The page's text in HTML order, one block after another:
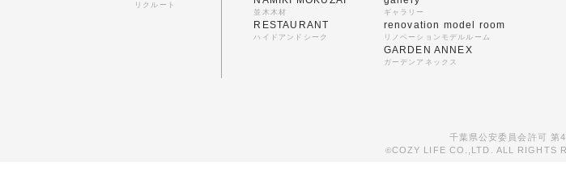
リクルート
並木木材
RESTAURANT
ハイドアンドシーク
ギャラリー
renovation model room
リノベーションモデルルーム
GARDEN ANNEX
ガーデンアネックス
千葉県公安委員会許可 第
©COZY LIFE CO.,LTD. ALL RIGHTS